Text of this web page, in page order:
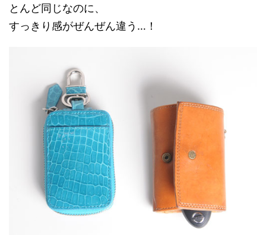
とんど同じなのに、
すっきり感がぜんぜん違う…！